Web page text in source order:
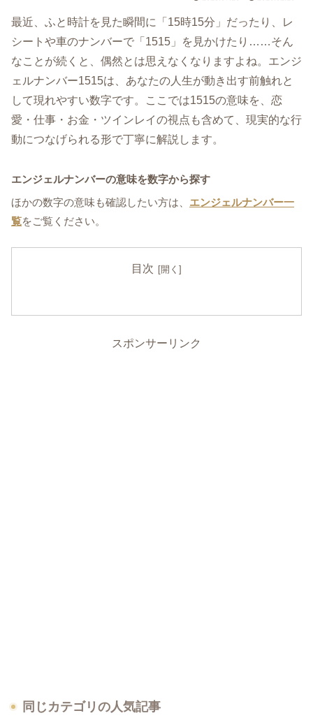
最近、ふと時計を見た瞬間に「15時15分」だったり、レ
シートや車のナンバーで「1515」を見かけたり……そん
なことが続くと、偶然とは思えなくなりますよね。エンジ
ェルナンバー1515は、あなたの人生が動き出す前触れと
して現れやすい数字です。ここでは1515の意味を、恋
愛・仕事・お金・ツインレイの視点も含めて、現実的な行
動につなげられる形で丁寧に解説します。
エンジェルナンバーの意味を数字から探す
ほかの数字の意味も確認したい方は、 エンジェルナンバー一
覧をご覧ください。
目次
スポンサーリンク
同じカテゴリの人気記事